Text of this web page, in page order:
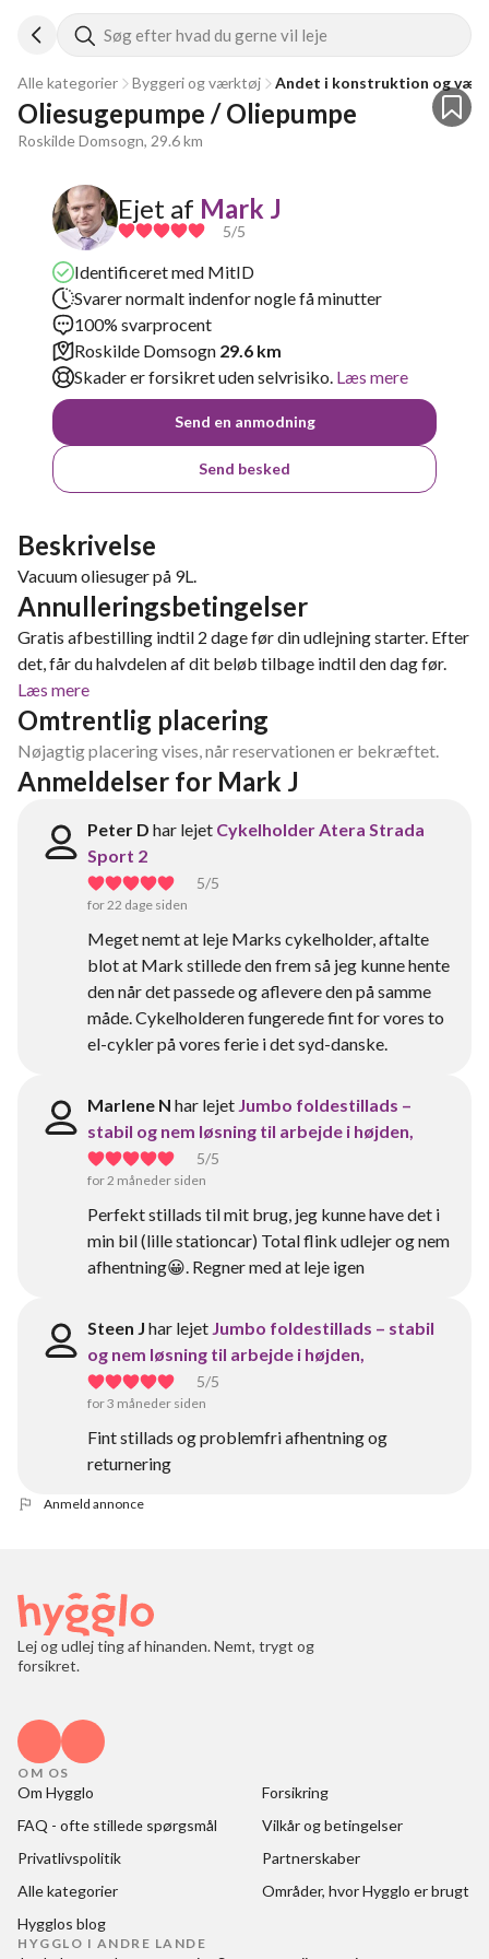
Søg efter hvad du gerne vil leje
Alle kategorier Byggeri og værktøj Andet i konstruktion og
Oliesugepumpe / Oliepumpe
Roskilde Domsogn, 29.6 km
Ejet af Mark J
5/5
Identificeret med MitID
Svarer normalt indenfor nogle få minutter
100% svarprocent
Roskilde Domsogn 29.6 km
Skader er forsikret uden selvrisiko. Læs mere
Send en anmodning
Send besked
Beskrivelse
Vacuum oliesuger på 9L.
Annulleringsbetingelser
Gratis afbestilling indtil 2 dage før din udlejning starter. Efter
det, får du halvdelen af dit beløb tilbage indtil den dag før.
Læs mere
Omtrentlig placering
Nøjagtig placering vises, når reservationen er bekræftet.
Anmeldelser for Mark J
Peter D har lejet Cykelholder Atera Strada
Sport 2
5/5
for 22 dage siden
Meget nemt at leje Marks cykelholder, aftalte
blot at Mark stillede den frem så jeg kunne hente
den når det passede og aflevere den på samme
måde. Cykelholderen fungerede fint for vores to
el-cykler på vores ferie i det syd-danske.
Marlene N har lejet Jumbo foldestillads –
stabil og nem løsning til arbejde i højden,
5/5
for 2 måneder siden
Perfekt stillads til mit brug, jeg kunne have det i
min bil (lille stationcar) Total flink udlejer og nem
afhentning😀. Regner med at leje igen
Steen J har lejet Jumbo foldestillads – stabil
og nem løsning til arbejde i højden,
5/5
for 3 måneder siden
Fint stillads og problemfri afhentning og
returnering
Anmeld annonce
Lej og udlej ting af hinanden. Nemt, trygt og
forsikret.
OM OS
Om Hygglo
Forsikring
FAQ - ofte stillede spørgsmål
Vilkår og betingelser
Privatlivspolitik
Partnerskaber
Alle kategorier
Områder, hvor Hygglo er brugt
Hygglos blog
HYGGLO I ANDRE LANDE